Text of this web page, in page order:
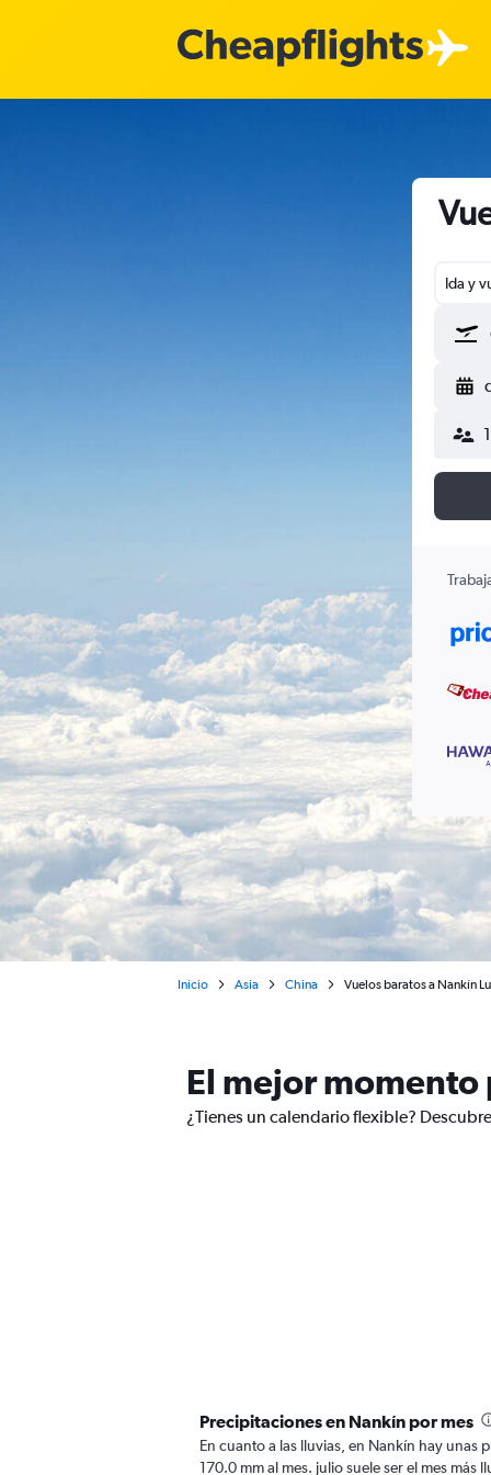
Ida y
Inicio Asia China Vuelos baratos a Nankín
El mejor momento
¿Tienes un calendario flexible?
Precipitaciones en Nankín por mes
En cuanto a las lluvias, en Nankín hay unas
170.0 mm al mes. julio suele ser el mes más